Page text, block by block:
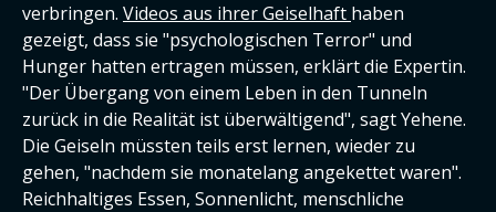
verbringen. Videos aus ihrer Geiselhaft haben
gezeigt, dass sie "psychologischen Terror" und
Hunger hatten ertragen müssen, erklärt die Expertin.
"Der Übergang von einem Leben in den Tunneln
zurück in die Realität ist überwältigend", sagt Yehene.
Die Geiseln müssten teils erst lernen, wieder zu
gehen, "nachdem sie monatelang angekettet waren".
Reichhaltiges Essen, Sonnenlicht, menschliche